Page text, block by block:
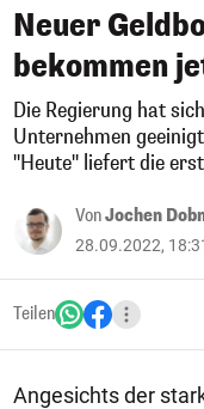
Neuer
bekommen
Die Regierung hat
Unternehmen
"Heute" liefert die
VonJochen
28.09.2022,
Teilen
Angesichts der